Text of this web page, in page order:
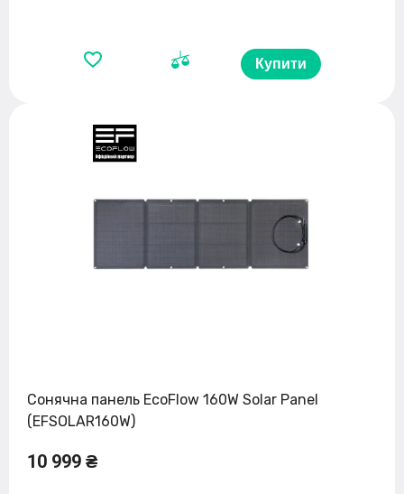
Купити
Сонячна панель EcoFlow 160W Solar Panel
(EFSOLAR160W)
10 999 ₴